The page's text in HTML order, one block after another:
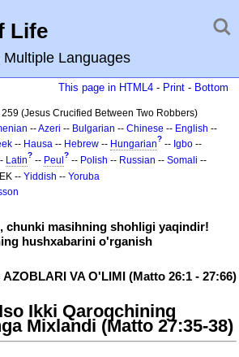
Life
Languages
This page in HTML4 - Print - Bottom
259 (Jesus Crucified Between Two Robbers)
--Azeri -- Bulgarian -- Chinese -- English --
-- Hausa -- Hebrew -- Hungarian? -- Igbo --
Latin? -- Peul ? -- Polish -- Russian -- Somali --
-- Yiddish -- Yoruba
chunki masihning shohligi yaqindir!
hushxabarini o'rganish
VA O'LIMI (Matto 26:1 - 27:66)
Ikki Qaroqchining
Mixlandi (Matto 27:35-38)